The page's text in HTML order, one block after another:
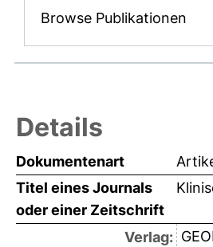
Browse Publikationen
Details
Dokumentenart
Titel eines Journals
oder einer Zeitschrift
Verlag: